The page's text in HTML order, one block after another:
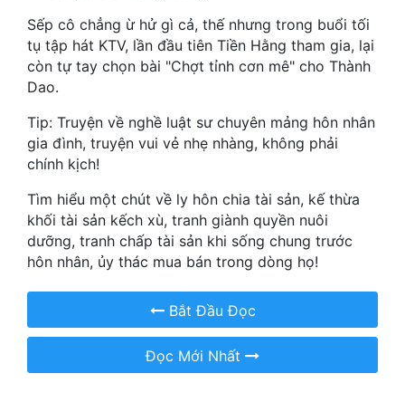
Mạt Thế
Mỹ Thực
Ngôn Tình
Ngược
Nữ Cường
Nữ Phụ
Phong Thủy - Tâm Linh
Phương Tây
Quan Trường
Quân Sự
Sếp cô chẳng ừ hử gì cả, thế nhưng trong buổi tối
tụ tập hát KTV, lần đầu tiên Tiền Hằng tham gia, lại
còn tự tay chọn bài "Chợt tỉnh cơn mê" cho Thành
Dao.
Tip: Truyện về nghề luật sư chuyên mảng hôn nhân
gia đình, truyện vui vẻ nhẹ nhàng, không phải
chính kịch!
Tìm hiểu một chút về ly hôn chia tài sản, kế thừa
khối tài sản kếch xù, tranh giành quyền nuôi
dưỡng, tranh chấp tài sản khi sống chung trước
hôn nhân, ủy thác mua bán trong dòng họ!
Bắt Đầu Đọc
Đọc Mới Nhất